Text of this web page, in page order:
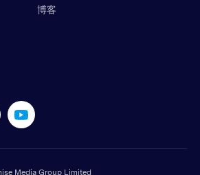
博客
Media Group Limited